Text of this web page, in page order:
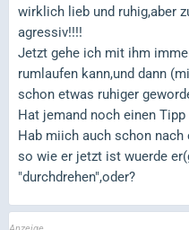
wirklich lieb und ruhig,aber
agressiv!!!!
Jetzt gehe ich mit ihm
rumlaufen kann,und dann
schon etwas ruhiger
Hat jemand noch einen
Hab miich auch schon nach
so wie er jetzt ist wuerde
"durchdrehen",oder?